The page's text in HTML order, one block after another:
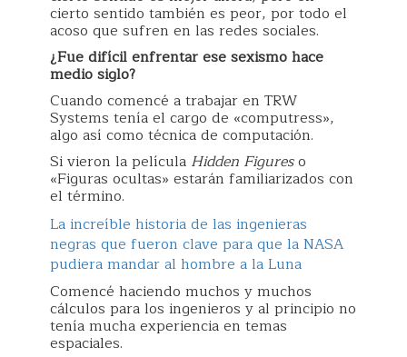
cierto sentido también es peor, por todo el
acoso que sufren en las redes sociales.
¿Fue difícil enfrentar ese sexismo hace
medio siglo?
Cuando comencé a trabajar en TRW
Systems tenía el cargo de «computress»,
algo así como técnica de computación.
Si vieron la película Hidden Figureso
«Figuras ocultas» estarán familiarizados con
el término.
La increíble historia de las ingenieras
negras que fueron clave para que la NASA
pudiera mandar al hombre a la Luna
Comencé haciendo muchos y muchos
cálculos para los ingenieros y al principio no
tenía mucha experiencia en temas
espaciales.